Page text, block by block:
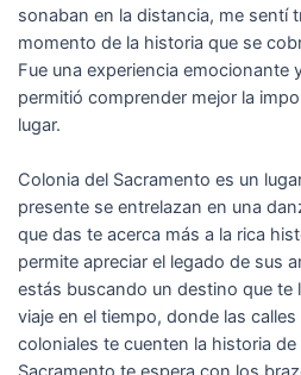
sonaban en la distancia, me sentí
momento de la historia que se
Fue una experiencia emocionante
permitió comprender mejor la
lugar.
Colonia del Sacramento es un
presente se entrelazan en una
que das te acerca más a la rica
permite apreciar el legado de sus
estás buscando un destino que te
viaje en el tiempo, donde las
coloniales te cuenten la historia